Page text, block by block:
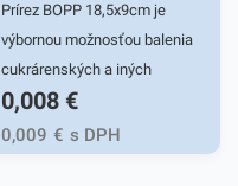
Prírez BOPP 18,5x9cm je
výbornou možnosťou balenia
cukrárenských a iných
potravinových výrobkov.
Svoje praktické využitie
nájde v obchodoch, rôznych
0,008 €
0,009 € s DPH